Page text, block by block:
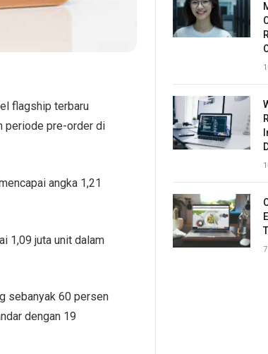
flagship terbaru
periode pre-order di
angka 1,21
1,09 juta unit dalam
sebanyak 60 persen
dengan 19